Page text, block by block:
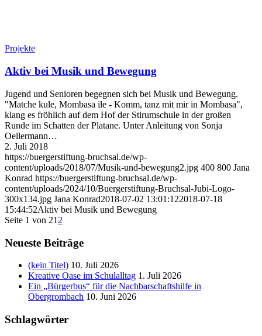
Projekte
Aktiv bei Musik und Bewegung
Jugend und Senioren begegnen sich bei Musik und Bewegung.
"Matche kule, Mombasa ile - Komm, tanz mit mir in Mombasa",
klang es fröhlich auf dem Hof der Stirumschule in der großen
Runde im Schatten der Platane. Unter Anleitung von Sonja
Oellermann…
2. Juli 2018
https://buergerstiftung-bruchsal.de/wp-
content/uploads/2018/07/Musik-und-bewegung2.jpg 400 800 Jana
Konrad https://buergerstiftung-bruchsal.de/wp-
content/uploads/2024/10/Buergerstiftung-Bruchsal-Jubi-Logo-
300x134.jpg Jana Konrad2018-07-02 13:01:122018-07-18
15:44:52Aktiv bei Musik und Bewegung
Seite 1 von 21 2
Neueste Beiträge
(kein Titel) 10. Juli 2026
Kreative Oase im Schulalltag 1. Juli 2026
Ein „Bürgerbus“ für die Nachbarschaftshilfe in
Obergrombach 10. Juni 2026
Schlagwörter